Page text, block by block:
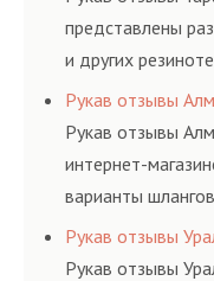
представлены
и других
и нормативам.
Рукав отзывы
Рукав отзывы
интернет-
варианты
ГОСТам,
Рукав отзывы
Рукав отзывы